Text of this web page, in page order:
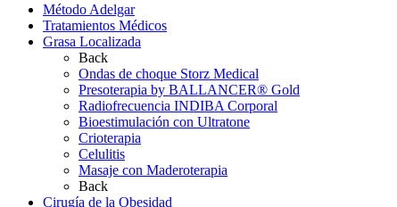
Método Adelgar
Tratamientos Médicos
Grasa Localizada
Back
Ondas de choque Storz Medical
Presoterapia by BALLANCER® Gold
Radiofrecuencia INDIBA Corporal
Bioestimulación con Ultratone
Crioterapia
Celulitis
Masaje con Maderoterapia
Back
Cirugía de la Obesidad